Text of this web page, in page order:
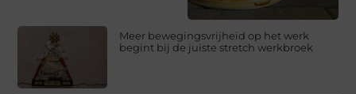
Meer bewegingsvrijheid op het werk
begint bij de juiste stretch werkbroek